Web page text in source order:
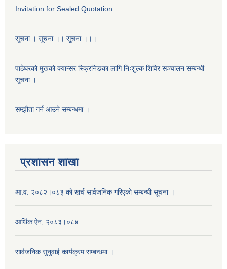
Invitation for Sealed Quotation
सूचना । सूचना ।। सूूचना ।।।
पाठेघरको मुखको क्यान्सर स्क्रिनिङका लागि निःशुल्क शिविर सञ्चालन सम्बन्धी
सूचना ।
सम्झौता गर्न आउने सम्बन्धमा ।
प्रशासन शाखा
आ.व. २०८२।०८३ को खर्च सार्वजनिक गरिएको सम्बन्धी सूचना ।
आर्थिक ऐन, २०८३।०८४
सार्वजनिक सुनुवाई कार्यक्रम सम्बन्धमा ।